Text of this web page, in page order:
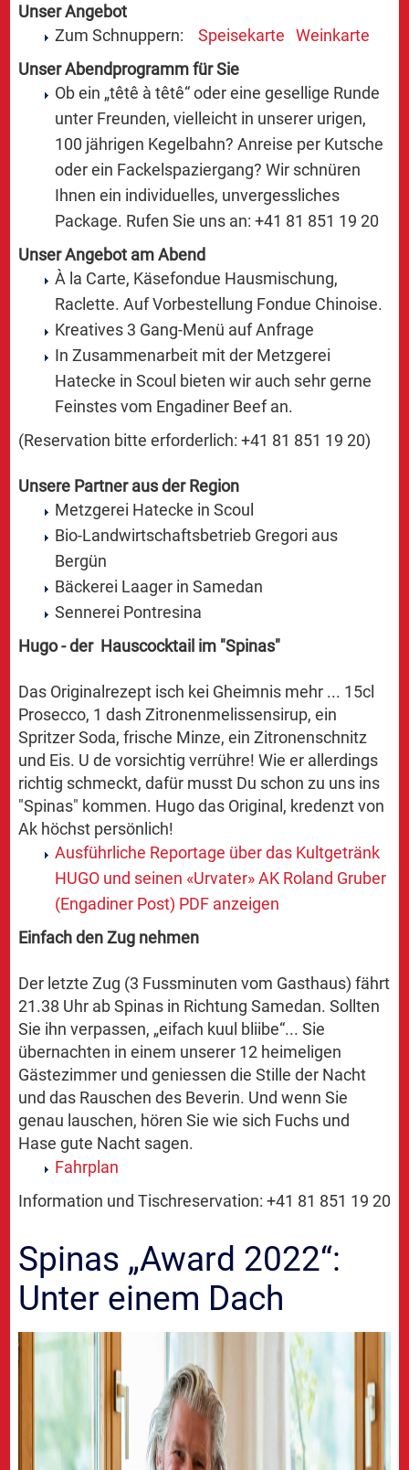
Unser Angebot
Zum Schnuppern: Speisekarte
Weinkarte
Unser Abendprogramm für Sie
Ob ein „têtê à têtê“ oder eine gesellige Runde
unter Freunden, vielleicht in unserer urigen,
100 jährigen Kegelbahn? Anreise per Kutsche
oder ein Fackelspaziergang? Wir schnüren
Ihnen ein individuelles, unvergessliches
Package. Rufen Sie uns an: +41 81 851 19 20
Unser Angebot am Abend
À la Carte, Käsefondue Hausmischung,
Raclette. Auf Vorbestellung Fondue Chinoise.
Kreatives 3 Gang-Menü auf Anfrage
In Zusammenarbeit mit der Metzgerei
Hatecke in Scoul bieten wir auch sehr gerne
Feinstes vom Engadiner Beef an.
(Reservation bitte erforderlich: +41 81 851 19 20)
Unsere Partner aus der Region
Metzgerei Hatecke in Scoul
Bio-Landwirtschaftsbetrieb Gregori aus
Bergün
Bäckerei Laager in Samedan
Sennerei Pontresina
Hugo - der Hauscocktail im "Spinas"
Das Originalrezept isch kei Gheimnis mehr ... 15cl
Prosecco, 1 dash Zitronenmelissensirup, ein
Spritzer Soda, frische Minze, ein Zitronenschnitz
und Eis. U de vorsichtig verrühre! Wie er allerdings
richtig schmeckt, dafür musst Du schon zu uns ins
"Spinas" kommen. Hugo das Original, kredenzt von
Ak höchst persönlich!
Ausführliche Reportage über das Kultgetränk
HUGO und seinen «Urvater» AK Roland Gruber
(Engadiner Post) PDF anzeigen
Einfach den Zug nehmen
Der letzte Zug (3 Fussminuten vom Gasthaus) fährt
21.38 Uhr ab Spinas in Richtung Samedan. Sollten
Sie ihn verpassen, „eifach kuul bliibe“... Sie
übernachten in einem unserer 12 heimeligen
Gästezimmer und geniessen die Stille der Nacht
und das Rauschen des Beverin. Und wenn Sie
genau lauschen, hören Sie wie sich Fuchs und
Hase gute Nacht sagen.
Fahrplan
Information und Tischreservation: +41 81 851 19 20
Spinas „Award 2022“:
Unter einem Dach